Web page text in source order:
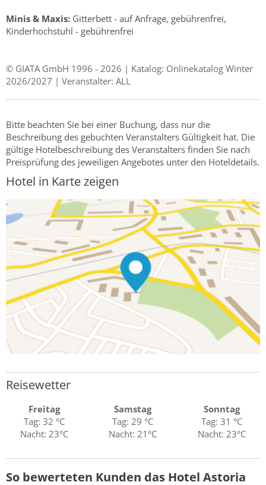
Minis & Maxis: Gitterbett - auf Anfrage, gebührenfrei,
Kinderhochstuhl - gebührenfrei
© GIATA GmbH 1996 - 2026 | Katalog: Onlinekatalog Winter
2026/2027 | Veranstalter: ALL
Bitte beachten Sie bei einer Buchung, dass nur die
Beschreibung des gebuchten Veranstalters Gültigkeit hat. Die
gültige Hotelbeschreibung des Veranstalters finden Sie nach
Preisprüfung des jeweiligen Angebotes unter den Hoteldetails.
Hotel in Karte zeigen
Reisewetter
Freitag
Tag: 32 °C
Nacht: 23°C
Samstag
Tag: 29 °C
Nacht: 21°C
Sonntag
Tag: 31 °C
Nacht: 23°C
So bewerteten Kunden das Hotel Astoria